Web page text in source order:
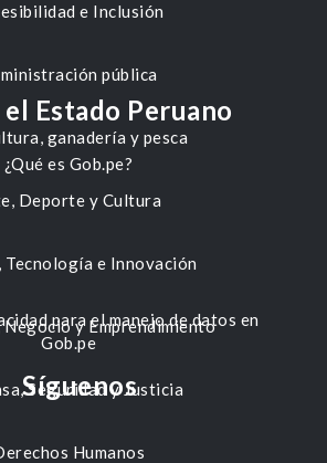
e Inclusión
pública
ganadería y pesca
Deporte y Cultura
Tecnología e Innovación
Negocio y Emprendimiento
Seguridad y Justicia
Humanos
Estado Peruano
¿Qué es Gob.pe?
para el manejo de datos en
Gob.pe
Síguenos